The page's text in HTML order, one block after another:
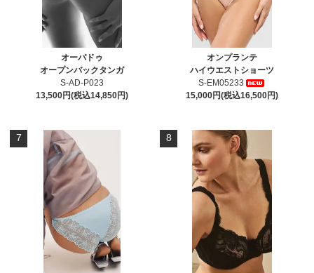
オーバドゥ
オープンバックタンガ
S-AD-P023
13,500円(税込14,850円)
オンプランテ
ハイウエストショーツ
S-EM05233
15,000円(税込16,500円)
7 8